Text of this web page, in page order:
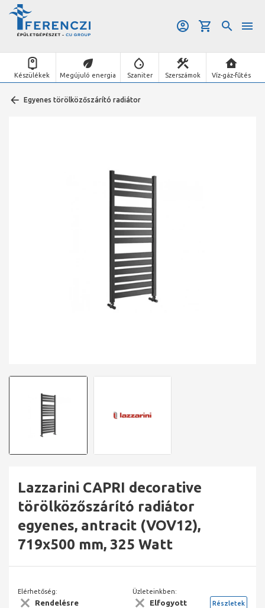
Készülékek Megújuló energia Szaniter Szerszámok Víz-gáz-fűtés
Egyenes törölközőszárító radiátor
Lazzarini CAPRI decorative
törölközőszárító radiátor
egyenes, antracit (VOV12),
719x500 mm, 325 Watt
Elérhetőség:
Rendelésre
Üzleteinkben:
Elfogyott Részletek